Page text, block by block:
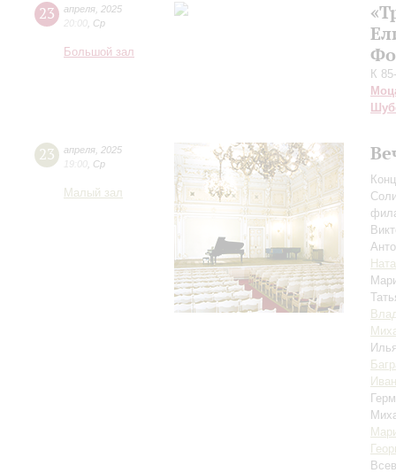
23 апреля 2025
20:00 Ср
Большой зал
К
23 апреля 2025
19:00 Ср
Малый зал